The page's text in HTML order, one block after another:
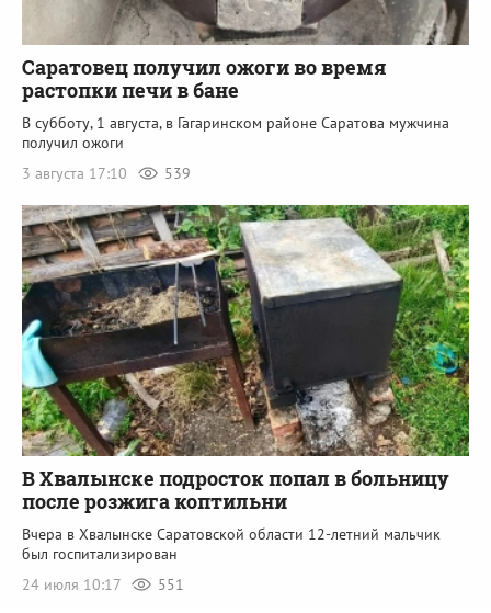
Саратовец получил ожоги во время
растопки печи в бане
В субботу, 1 августа, в Гагаринском районе Саратова мужчина
получил ожоги
3 августа 17:10
539
В Хвалынске подросток попал в больницу
после розжига коптильни
Вчера в Хвалынске Саратовской области 12-летний мальчик
был госпитализирован
24 июля 10:17
551